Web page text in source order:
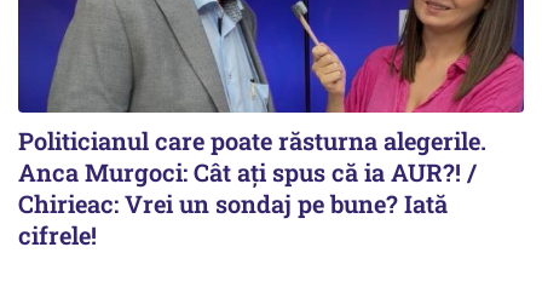
Politicianul care poate răsturna alegerile.
Anca Murgoci: Cât ați spus că ia AUR?! /
Chirieac: Vrei un sondaj pe bune? Iată
cifrele!